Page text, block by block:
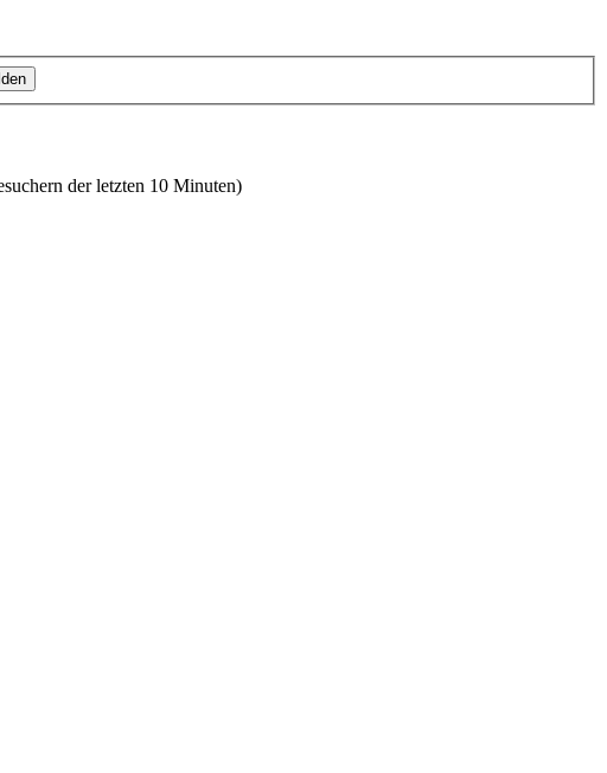
der letzten 10 Minuten)